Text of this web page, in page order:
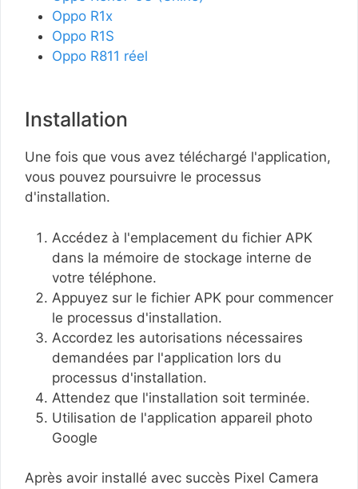
Oppo R1x
Oppo R1S
Oppo R811 réel
Installation
Une fois que vous avez téléchargé l'application,
vous pouvez poursuivre le processus
d'installation.
Accédez à l'emplacement du fichier APK
dans la mémoire de stockage interne de
votre téléphone.
Appuyez sur le fichier APK pour commencer
le processus d'installation.
Accordez les autorisations nécessaires
demandées par l'application lors du
processus d'installation.
Attendez que l'installation soit terminée.
Utilisation de l'application appareil photo
Google
Après avoir installé avec succès Pixel Camera